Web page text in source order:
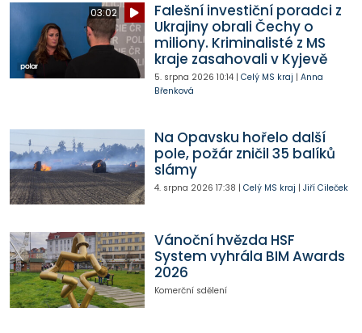
03:02
Falešní investiční poradci z
Ukrajiny obrali Čechy o
miliony. Kriminalisté z MS
kraje zasahovali v Kyjevě
5. srpna 2026 10:14| Celý MS kraj | Anna
Břenková
Na Opavsku hořelo další
pole, požár zničil 35 balíků
slámy
4. srpna 2026 17:38 | Celý MS kraj | Jiří Cileček
Vánoční hvězda HSF
System vyhrála BIM Awards
2026
Komerční sdělení